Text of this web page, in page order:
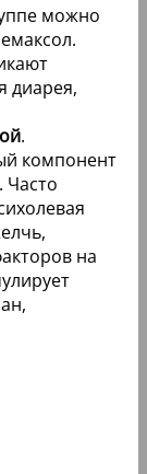
можно
диарея,
.
компонент
Часто
на